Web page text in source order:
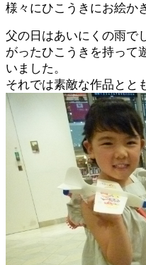
様々にひこうきにお絵か
父の日はあいにくの雨で
がったひこうきを持って
いました。
それでは素敵な作品とと